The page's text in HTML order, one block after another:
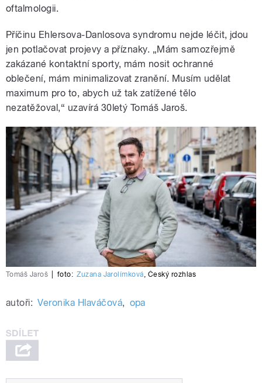
oftalmologii.
Příčinu Ehlersova-Danlosova syndromu nejde léčit, jdou
jen potlačovat projevy a příznaky. „Mám samozřejmě
zakázané kontaktní sporty, mám nosit ochranné
oblečení, mám minimalizovat zranění. Musím udělat
maximum pro to, abych už tak zatížené tělo
nezatěžoval,“ uzavírá 30letý Tomáš Jaroš.
Tomáš Jaroš foto: Zuzana Jarolímková, Český rozhlas
autoři: Veronika Hlaváčová, opa